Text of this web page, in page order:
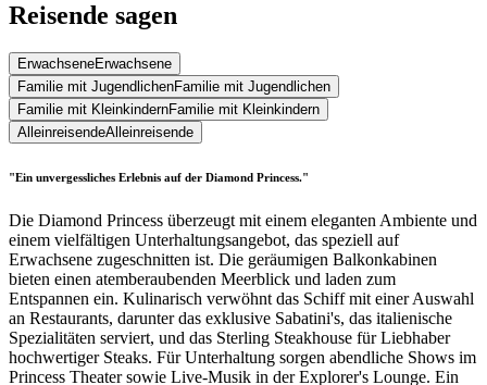
Reisende sagen
ErwachseneErwachsene
Familie mit JugendlichenFamilie mit Jugendlichen
Familie mit KleinkindernFamilie mit Kleinkindern
AlleinreisendeAlleinreisende
"Ein unvergessliches Erlebnis auf der Diamond Princess."
Die Diamond Princess überzeugt mit einem eleganten Ambiente und
einem vielfältigen Unterhaltungsangebot, das speziell auf
Erwachsene zugeschnitten ist. Die geräumigen Balkonkabinen
bieten einen atemberaubenden Meerblick und laden zum
Entspannen ein. Kulinarisch verwöhnt das Schiff mit einer Auswahl
an Restaurants, darunter das exklusive Sabatini's, das italienische
Spezialitäten serviert, und das Sterling Steakhouse für Liebhaber
hochwertiger Steaks. Für Unterhaltung sorgen abendliche Shows im
Princess Theater sowie Live-Musik in der Explorer's Lounge. Ein